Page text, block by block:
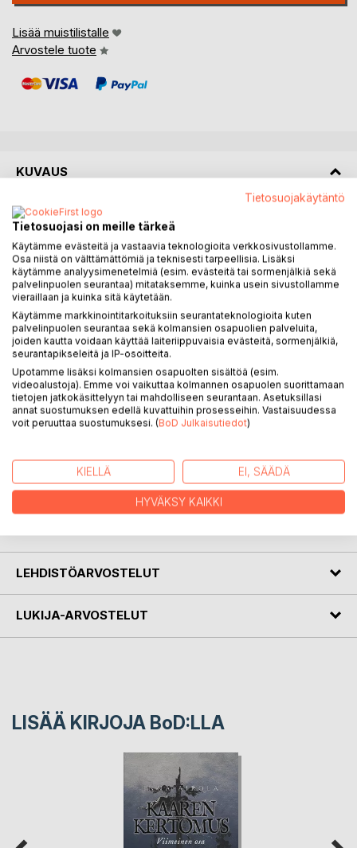
Lisää muistilistalle
Arvostele tuote
KUVAUS
Kymmenen vehnävää Mantsinmäen murhaajasta
Kun Kaare Vilgarrinpoika tulee syytetyksi kylänsä
seppäkisällin Herjan murhasta, kukaan ei usko häntä -
viinaanmenevä isä kaikkein vähiten.
Kaare pakenee mukanaan siskopuolensa Ana ja tämän
ystävä Raude, ja yhdessä he etsivät Herjan pojan,
Dastoksen, jolla on kuitenkin omat suunnitelmansa.
Herjasta alkaa selvitä salaisuuksia, ja kohta Kaarekin ajautuu
mukaan matkalle, joka vie hänet kauaksi kotiseuduilta,
karkulaiseksi kaupunkiin ja kulkijaksi korpimaille.
kertomuksen fantasiamaailma on saanut innoituksensa
Suomen, Pohjolan ja Venäjän historiasta ja mytologiasta.
LEHDISTÖARVOSTELUT
LUKIJA-ARVOSTELUT
LISÄÄ KIRJOJA BoD:LLA
Tietosuojakäytäntö
Tietosuojasi on meille tärkeä
Käytämme evästeitä ja vastaavia teknologioita verkkosivustollamme.
Osa niistä on välttämättömiä ja teknisesti tarpeellisia. Lisäksi
käytämme analyysimenetelmiä (esim. evästeitä tai sormenjälkiä sekä
palvelinpuolen seurantaa) mitataksemme, kuinka usein sivustollamme
vieraillaan ja kuinka sitä käytetään.
Käytämme markkinointitarkoituksiin seurantateknologioita kuten
palvelinpuolen seurantaa sekä kolmansien osapuolien palveluita,
joiden kautta voidaan käyttää laiteriippuvaisia evästeitä, sormenjälkiä,
seurantapikseleitä ja IP-osoitteita.
Upotamme lisäksi kolmansien osapuolten sisältöä (esim.
videoalustoja). Emme voi vaikuttaa kolmannen osapuolen suorittamaan
tietojen jatkokäsittelyyn tai mahdolliseen seurantaan. Asetuksillasi
annat suostumuksen edellä kuvattuihin prosesseihin. Vastaisuudessa
voit peruuttaa suostumuksesi. (BoD Julkaisutiedot)
KIELLÄ EI, SÄÄDÄ
HYVÄKSY KAIKKI